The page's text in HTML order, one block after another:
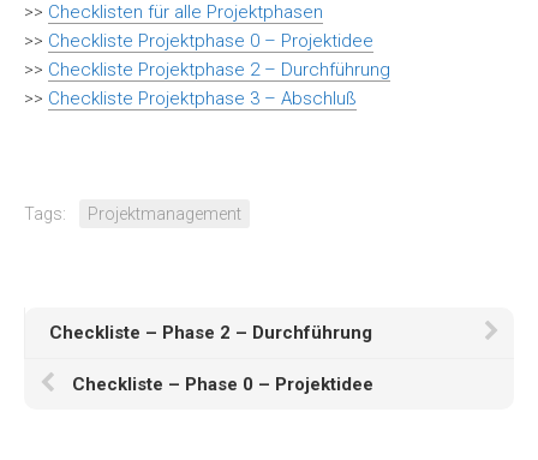
>> Checklisten für alle Projektphasen
>> Checkliste Projektphase 0 – Projektidee
>> Checkliste Projektphase 2 – Durchführung
>> Checkliste Projektphase 3 – Abschluß
Tags: Projektmanagement
Checkliste – Phase 2 – Durchführung
Checkliste – Phase 0 – Projektidee